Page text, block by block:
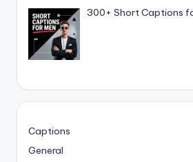
300+ Short Captions
Captions
General